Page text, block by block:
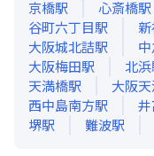
京橋駅 心斎橋駅
谷町六丁目駅
大阪城北詰駅
大阪梅田駅 北浜
天満橋駅 大阪
西中島南方駅
堺駅 難波駅